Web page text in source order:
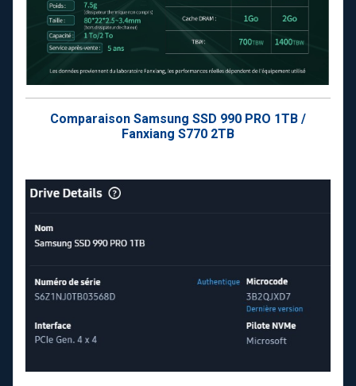
Comparaison Samsung SSD 990 PRO 1TB /
Fanxiang S770 2TB